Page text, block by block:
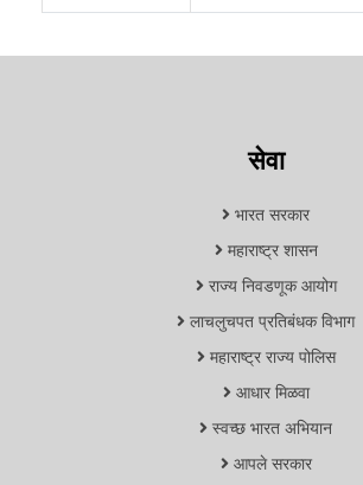
सेवा
भारत सरकार
महाराष्ट्र शासन
राज्य निवडणूक आयोग
लाचलुचपत प्रतिबंधक विभाग
महाराष्ट्र राज्य पोलिस
आधार मिळवा
स्वच्छ भारत अभियान
आपले सरकार